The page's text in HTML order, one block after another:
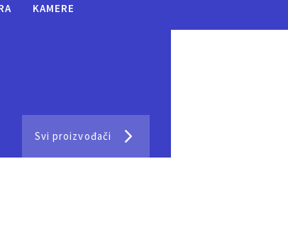
KAMERE
Svi proizvođači